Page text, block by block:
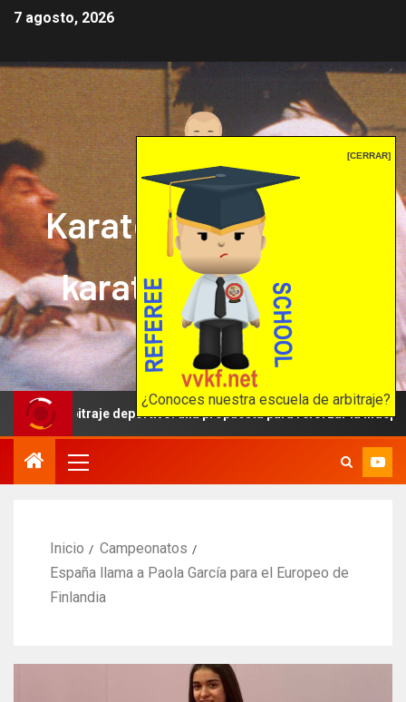
[CERRAR]
¿Conoces nuestra escuela de arbitraje?
7 agosto, 2026
Karate mrprepor: el
karate en internet
El karate en internet
deportivo: una propuesta para reforzar la independencia
Inicio
Campeonatos
España llama a Paola García para el Europeo de
Finlandia